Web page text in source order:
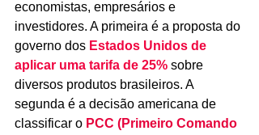
economistas, empresários e
investidores. A primeira é a proposta do
governo dos Estados Unidos de
aplicar uma tarifa de 25% sobre
diversos produtos brasileiros. A
segunda é a decisão americana de
classificar o PCC (Primeiro Comando